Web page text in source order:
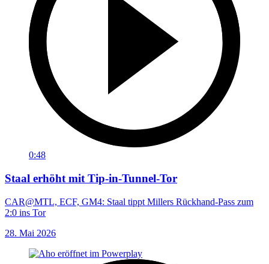
0:48
Staal erhöht mit Tip-in-Tunnel-Tor
CAR@MTL, ECF, GM4: Staal tippt Millers Rückhand-Pass zum
2:0 ins Tor
28. Mai 2026